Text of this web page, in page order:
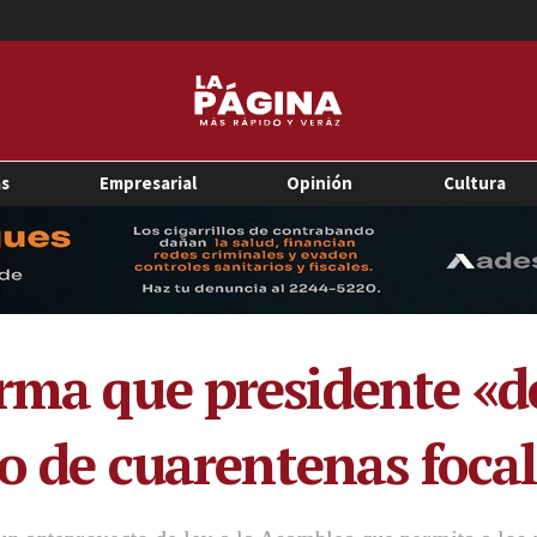
Empresarial Opinión Cultura
que presidente
de cuarentenas